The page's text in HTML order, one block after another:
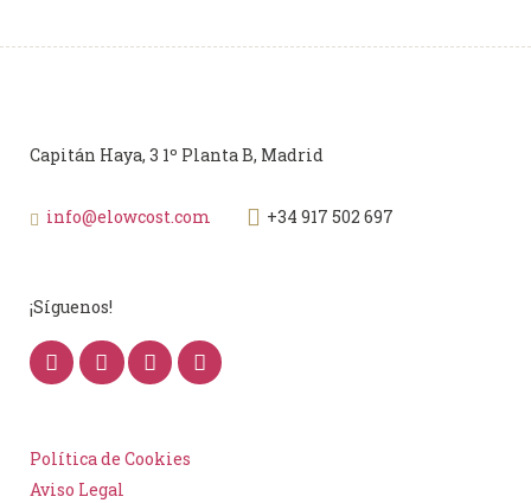
Capitán Haya, 3 1º Planta B, Madrid
info@elowcost.com +34 917 502 697
¡Síguenos!
Política de Cookies
Aviso Legal